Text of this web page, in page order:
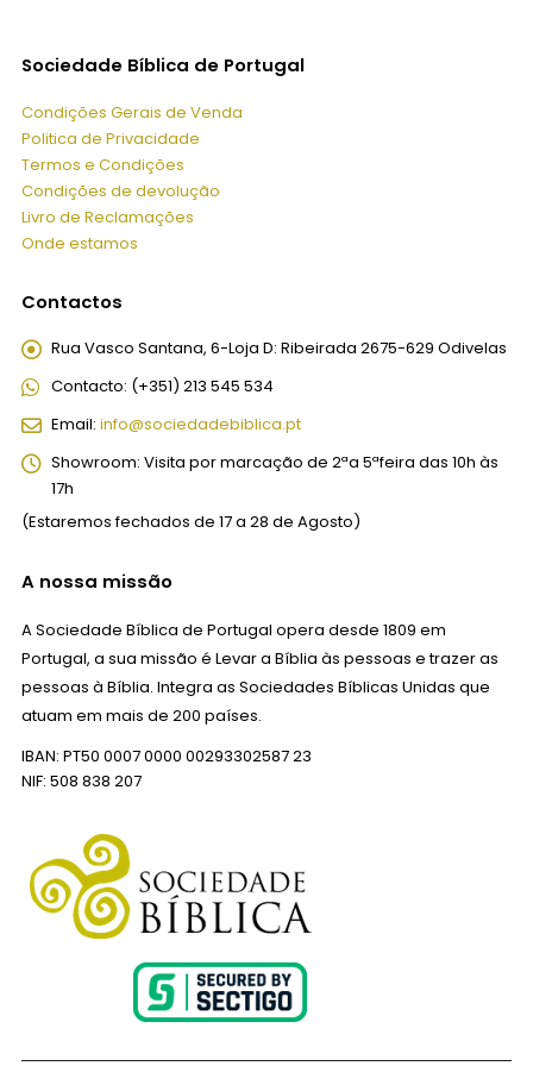
Sociedade Bíblica de Portugal
Condições Gerais de Venda
Politica de Privacidade
Termos e Condições
Condições de devolução
Livro de Reclamações
Onde estamos
Contactos
Rua Vasco Santana, 6-Loja D: Ribeirada 2675-629 Odivelas
Contacto: (+351) 213 545 534
Email: info@sociedadebiblica.pt
Showroom: Visita por marcação de 2ªa 5ªfeira das 10h às
17h
(Estaremos fechados de 17 a 28 de Agosto)
A nossa missão
A Sociedade Bíblica de Portugal opera desde 1809 em
Portugal, a sua missão é Levar a Bíblia às pessoas e trazer as
pessoas à Bíblia. Integra as Sociedades Bíblicas Unidas que
atuam em mais de 200 países.
IBAN: PT50 0007 0000 00293302587 23
NIF: 508 838 207